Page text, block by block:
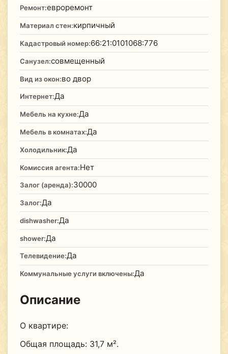
Ремонт:евроремонт
Материал стен:кирпичный
Кадастровый номер:66:21:0101068:776
Санузел:совмещенный
Вид из окон:во двор
Интернет:Да
Мебель на кухне:Да
Мебель в комнатах:Да
Холодильник:Да
Комиссия агента:Нет
Залог (аренда):30000
Залог:Да
dishwasher:Да
shower:Да
Телевидение:Да
Коммунальные услуги включены:Да
Описание
О квартире:
Общая площадь: 31,7 м².